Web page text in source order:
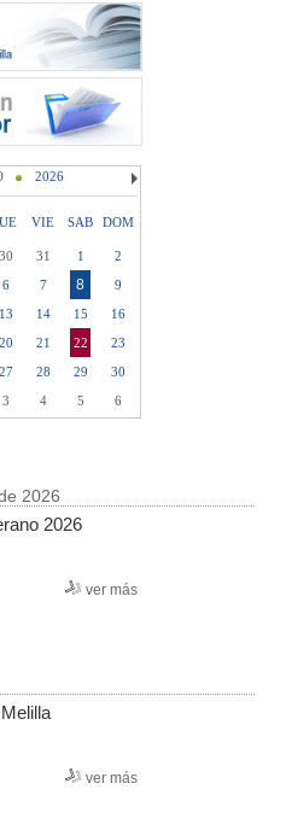
2026
VIE SAB DOM
30 31 1
2
6 7 8
9
13 14 15
16
20 21 22
23
27 28 29
30
3 4 5 6
2026
2026
ver más
ver más